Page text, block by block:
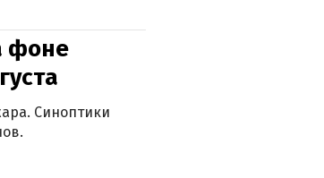
фоне
Синоптики